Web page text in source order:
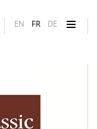
EN FR DE